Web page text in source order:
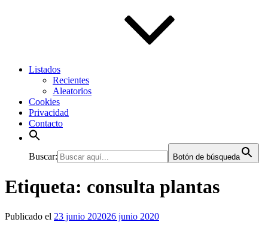
Listados
Recientes
Aleatorios
Cookies
Privacidad
Contacto
Buscar: Botón de búsqueda
Etiqueta: consulta plantas
Publicado el 23 junio 202026 junio 2020